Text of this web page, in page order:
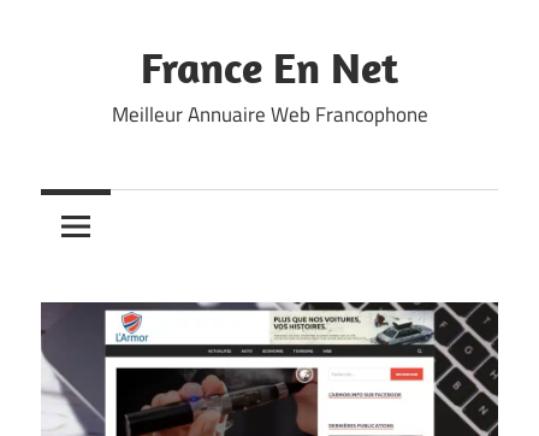
France En Net
Meilleur Annuaire Web Francophone